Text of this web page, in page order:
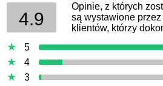
4.9
Opinie, z których
są wystawione
klientów, którzy
5
4
3